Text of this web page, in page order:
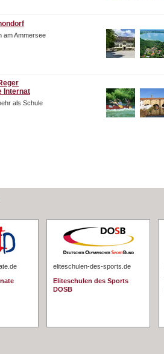
am Ammersee
Internat
als Schule
eliteschulen-des-sports.de
Eliteschulen des Sports
DOSB